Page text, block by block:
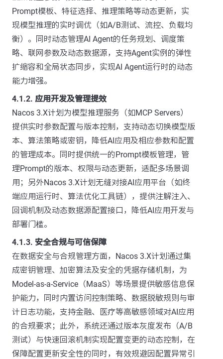
Prompt模板、特征选择、推理策略等动态更新，实
现模型推理的实时调优（如A/B测试、流控、负载均
衡）。同时动态管理AI Agent的任务规划、调度策
略、联网参数及动态数据源，支持Agent实例的弹性
扩缩容和全局状态同步，实现AI Agent运行时的动态
能力增强。
4.1.2. 应用开发及管理提效
Nacos 3.X计划为模型推理服务（如MCP Servers）
提供实时参数配置与版本控制，支持动态切换模型版
本、算法策略或密钥，降低AI应用及相应参数和配置
的管理成本。同时提供统一的Prompt模板管理，管
理Prompt的版本、权限与动态更新，适配多场景调
用；另外Nacos 3.X计划无缝对接AI应用平台（如终
端应用运行时、算法优化工具链），提供注解注入、
回调机制及动态数据源配置接口，降低AI应用开发与
部署门槛。
4.1.3. 安全合规与可信保障
在数据安全与合规管理方面，Nacos 3.X计划通过集
成密钥管理、加密算法及安全的凭据存储机制，为
Model-as-a-Service（MaaS）等场景提供敏感信息保
护能力，同时内置访问控制策略、数据脱敏规则与审
计日志功能，支持金融、医疗等高敏感领域对AI应用
的合规要求；此外，系统还通过版本灰度发布（A/B
测试）与快速回滚机制实现配置变更的动态控制，在
保障配置更新安全性的同时，有效规避因配置异常引